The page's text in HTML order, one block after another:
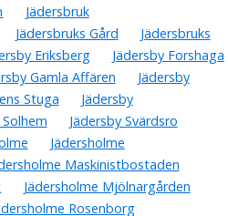
Jädersbruk
Jädersbruks Gård
Jädersbruks
Eriksberg
Jädersby Forshaga
Gamla Affären
Jädersby
Stuga
Jädersby
Jädersby Svärdsro
Jädersholme
Maskinistbostaden
Jädersholme Mjölnargården
Rosenborg